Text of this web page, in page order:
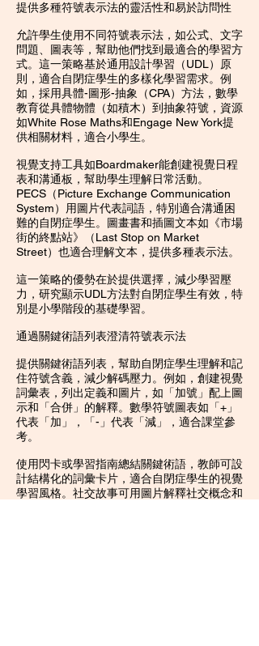
提供多種符號表示法的靈活性和易於訪問性
允許學生使用不同符號表示法，如公式、文字
問題、圖表等，幫助他們找到最適合的學習方
式。這一策略基於通用設計學習（UDL）原
則，適合自閉症學生的多樣化學習需求。例
如，採用具體-圖形-抽象（CPA）方法，數學
教育從具體物體（如積木）到抽象符號，資源
如White Rose Maths和Engage New York提
供相關材料，適合小學生。
視覺支持工具如Boardmaker能創建視覺日程
表和溝通板，幫助學生理解日常活動。
PECS（Picture Exchange Communication
System）用圖片代表詞語，特別適合溝通困
難的自閉症學生。圖畫書和插圖文本如《市場
街的終點站》（Last Stop on Market
Street）也適合理解文本，提供多種表示法。
這一策略的優勢在於提供選擇，減少學習壓
力，研究顯示UDL方法對自閉症學生有效，特
別是小學階段的基礎學習。
通過關鍵術語列表澄清符號表示法
提供關鍵術語列表，幫助自閉症學生理解和記
住符號含義，減少解碼壓力。例如，創建視覺
詞彙表，列出定義和圖片，如「加號」配上圖
示和「合併」的解釋。數學符號圖表如「+」
代表「加」，「-」代表「減」，適合課堂參
考。
使用閃卡或學習指南總結關鍵術語，教師可設
計結構化的詞彙卡片，適合自閉症學生的視覺
學習風格。社交故事可用圖片解釋社交概念和